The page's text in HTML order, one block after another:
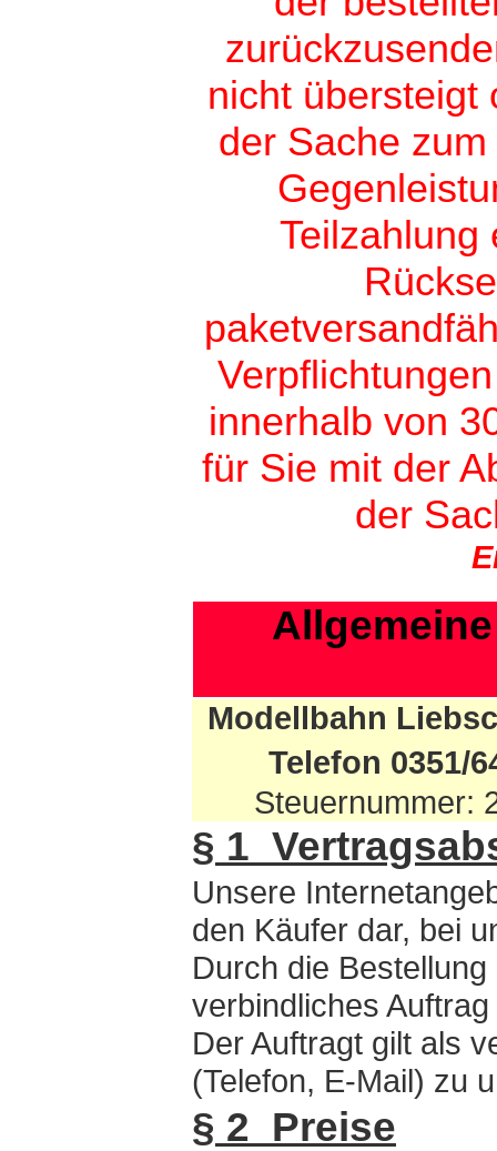
nicht übersteigt
der Sache
Teilzahlung
innerhalb von
für Sie mit der
der
Modellbahn
Telefon 0351/
§ 1
Unsere
den Käufer dar, bei
Durch die
verbindliches
Der Auftragt gilt als
(Telefon, E-Mail) zu
§ 2 Preise